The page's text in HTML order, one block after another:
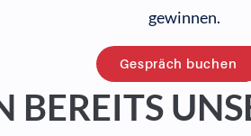
gewinnen.
Gespräch buchen